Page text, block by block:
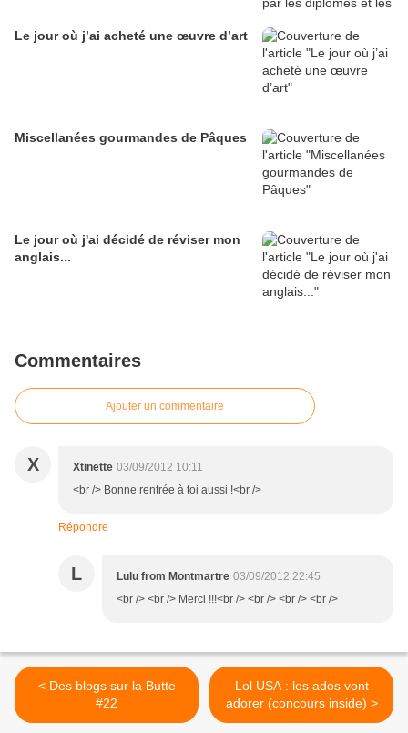
Le jour où j’ai acheté une œuvre d’art
Miscellanées gourmandes de Pâques
Le jour où j'ai décidé de réviser mon
anglais...
Commentaires
Ajouter un commentaire
X Xtinette 03/09/2012 10:11
<br /> Bonne rentrée à toi aussi !<br />
Répondre
L Lulu from Montmartre 03/09/2012 22:45
<br /> <br /> Merci !!!<br /> <br /> <br /> <br />
< Des blogs sur la Butte
#22
Lol USA : les ados vont
adorer (concours inside) >